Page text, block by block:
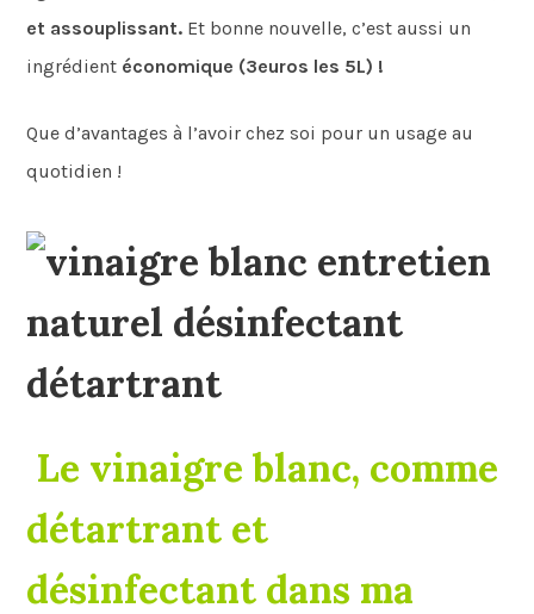
et assouplissant. Et bonne nouvelle, c’est aussi un
ingrédient économique (3euros les 5L) !
Que d’avantages à l’avoir chez soi pour un usage au
quotidien !
Le vinaigre blanc, comme
détartrant et
désinfectant dans ma